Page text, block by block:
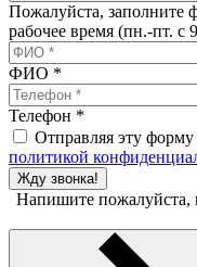
Пожалуйста, заполните
рабочее время (пн.-пт. с
ФИО *
Телефон *
Отправляя эту форму
политикой
Жду звонка!
Напишите пожалуйста,